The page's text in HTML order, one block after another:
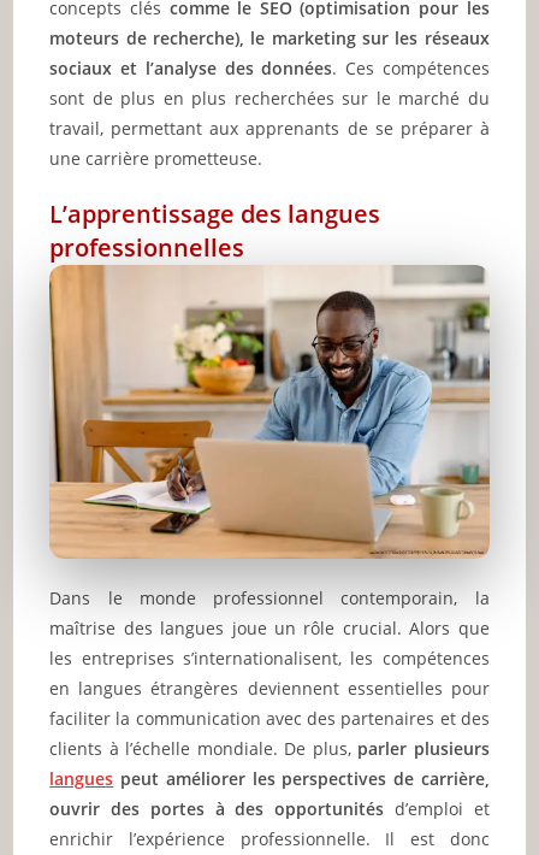
concepts clés comme le SEO (optimisation pour les
moteurs de recherche), le marketing sur les réseaux
sociaux et l’analyse des données. Ces compétences
sont de plus en plus recherchées sur le marché du
travail, permettant aux apprenants de se préparer à
une carrière prometteuse.
L’apprentissage des langues
professionnelles
Dans le monde professionnel contemporain, la
maîtrise des langues joue un rôle crucial. Alors que
les entreprises s’internationalisent, les compétences
en langues étrangères deviennent essentielles pour
faciliter la communication avec des partenaires et des
clients à l’échelle mondiale. De plus, parler plusieurs
langues peut améliorer les perspectives de carrière,
ouvrir des portes à des opportunités d’emploi et
enrichir l’expérience professionnelle. Il est donc